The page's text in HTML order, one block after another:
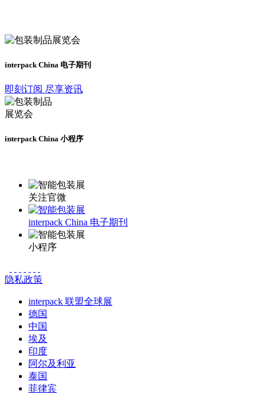
interpack China 电子期刊
即刻订阅 尽享资讯
interpack China 小程序
关注官微
interpack China 电子期刊
小程序
隐私政策
interpack 联盟全球展
德国
中国
埃及
印度
阿尔及利亚
泰国
菲律宾